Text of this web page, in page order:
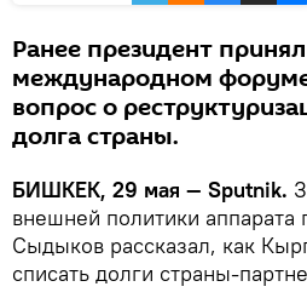
Ранее президент
международном
вопрос о
долга страны.
БИШКЕК, 29 мая — Sputnik.
внешней политики аппарата
Сыдыков рассказал, как
списать долги страны-